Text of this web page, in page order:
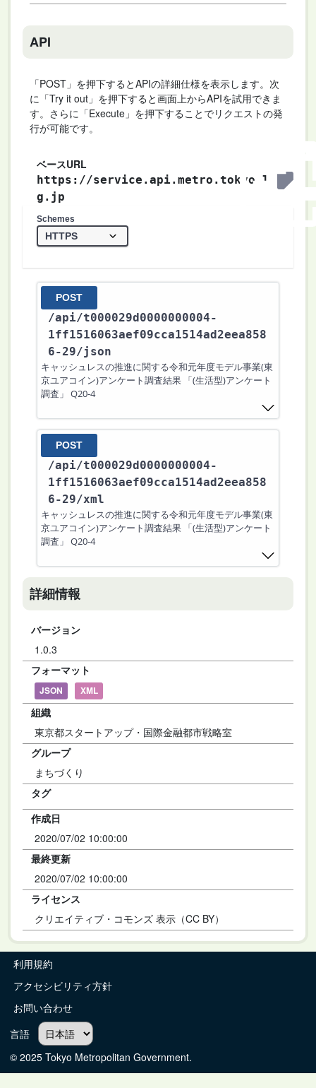
API
「POST」を押下するとAPIの詳細仕様を表示します。次
に「Try it out」を押下すると画面上からAPIを試用できま
す。さらに「Execute」を押下することでリクエストの発
行が可能です。
ベースURL
https://service.api.metro.tokyo.l
g.jp
Schemes
POST
/api/t000029d0000000004-
1ff1516063aef09cca1514ad2eea858
6-29/json
キャッシュレスの推進に関する令和元年度モデル事業(東
京ユアコイン)アンケート調査結果 「(生活型)アンケート
調査」 Q20-4
POST
/api/t000029d0000000004-
1ff1516063aef09cca1514ad2eea858
6-29/xml
キャッシュレスの推進に関する令和元年度モデル事業(東
京ユアコイン)アンケート調査結果 「(生活型)アンケート
調査」 Q20-4
詳細情報
バージョン
1.0.3
フォーマット
JSON XML
組織
東京都スタートアップ・国際金融都市戦略室
グループ
まちづくり
タグ
作成日
2020/07/02 10:00:00
最終更新
2020/07/02 10:00:00
ライセンス
クリエイティブ・コモンズ 表示（CC BY）
利用規約
アクセシビリティ方針
お問い合わせ
言語
© 2025 Tokyo Metropolitan Government.